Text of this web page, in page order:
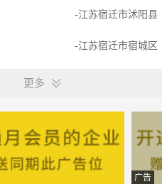
-江苏宿迁市沭阳县
-江苏宿迁市宿城区
-江苏宿迁市宿城区
-江苏宿迁市宿城区
更多
广告